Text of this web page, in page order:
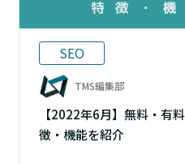
SEO
TMS編集部
【2022年6月】無料・有
徴・機能を紹介